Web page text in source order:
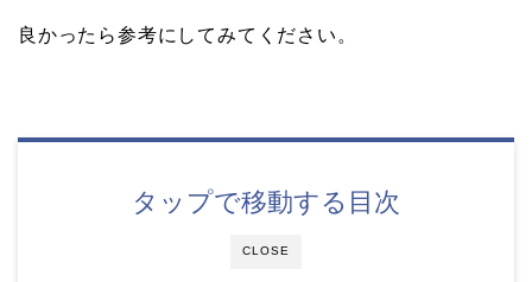
良かったら参考にしてみてください。
CLOSE
タップで移動する目次